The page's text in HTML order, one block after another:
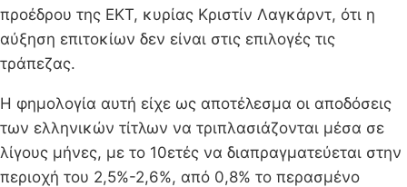
προέδρου της ΕΚΤ, κυρίας Κριστίν Λαγκάρντ, ότι η
αύξηση επιτοκίων δεν είναι στις επιλογές τις
τράπεζας.
Η φημολογία αυτή είχε ως αποτέλεσμα οι αποδόσεις
των ελληνικών τίτλων να τριπλασιάζονται μέσα σε
λίγους μήνες, με το 10ετές να διαπραγματεύεται στην
περιοχή του 2,5%-2,6%, από 0,8% το περασμένο